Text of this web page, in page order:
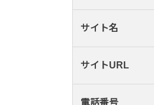
サイト名
サイトURL
電話番号